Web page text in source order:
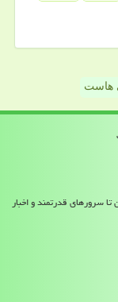
هاست
سرورهای قدرتمند و اخبار